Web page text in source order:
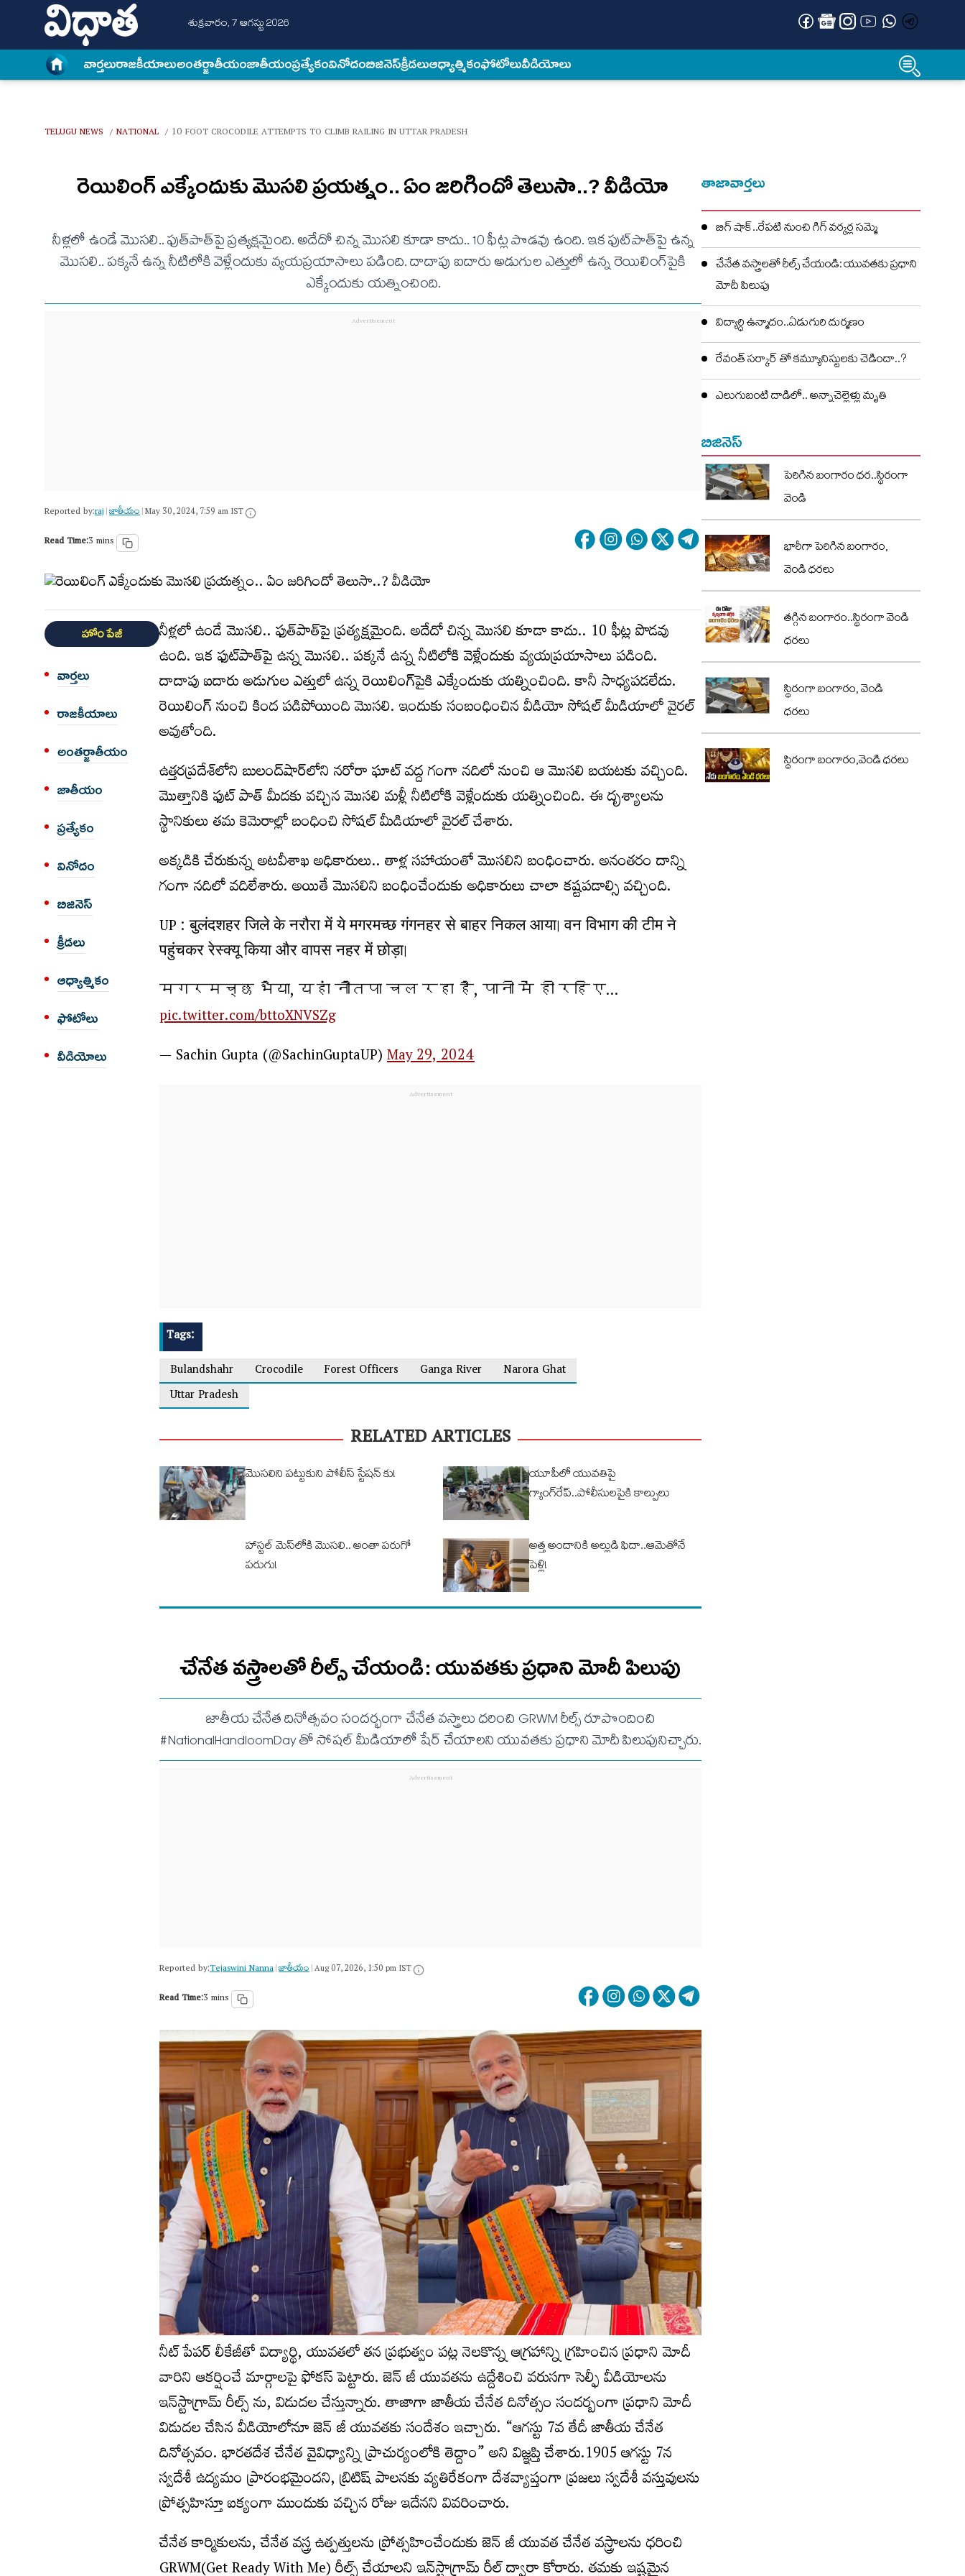
శుక్రవారం, 7 ఆగస్టు 2026
వార్త‌లురాజకీయాలుఅంత‌ర్జాతీయంజాతీయంప్రత్యేకంవినోదంబిజినెస్క్రీడలుఆధ్యాత్మికంఫోటోలువీడియోలు
TELUGU NEWS / NATIONAL / 10 FOOT CROCODILE ATTEMPTS TO CLIMB RAILING IN UTTAR PRADESH
రెయిలింగ్ ఎక్కేందుకు మొస‌లి ప్ర‌య‌త్నం.. ఏం జ‌రిగిందో తెలుసా..? వీడియో
నీళ్ల‌లో ఉండే మొస‌లి.. ఫుత్‌పాత్‌పై ప్ర‌త్య‌క్ష‌మైంది. అదేదో చిన్న మొస‌లి కూడా కాదు.. 10 ఫీట్ల పొడ‌వు ఉంది. ఇక ఫుట్‌పాత్‌పై ఉన్న
మొస‌లి.. ప‌క్క‌నే ఉన్న నీటిలోకి వెళ్లేందుకు వ్య‌య‌ప్రయాసాలు ప‌డింది. దాదాపు ఐదారు అడుగుల ఎత్తులో ఉన్న రెయిలింగ్‌పైకి
ఎక్కేందుకు య‌త్నించింది.
Reported by:raj|జాతీయం|May 30, 2024, 7:59 am IST
Read Time:3 mins
హోం పేజీ
వార్త‌లు
రాజకీయాలు
అంత‌ర్జాతీయం
జాతీయం
ప్రత్యేకం
వినోదం
బిజినెస్
క్రీడలు
ఆధ్యాత్మికం
ఫోటోలు
వీడియోలు
నీళ్ల‌లో ఉండే మొస‌లి.. ఫుత్‌పాత్‌పై ప్ర‌త్య‌క్ష‌మైంది. అదేదో చిన్న మొస‌లి కూడా కాదు.. 10 ఫీట్ల పొడ‌వు
ఉంది. ఇక ఫుట్‌పాత్‌పై ఉన్న మొస‌లి.. ప‌క్క‌నే ఉన్న నీటిలోకి వెళ్లేందుకు వ్య‌య‌ప్రయాసాలు ప‌డింది.
దాదాపు ఐదారు అడుగుల ఎత్తులో ఉన్న రెయిలింగ్‌పైకి ఎక్కేందుకు య‌త్నించింది. కానీ సాధ్య‌ప‌డ‌లేదు.
రెయిలింగ్ నుంచి కింద ప‌డిపోయింది మొస‌లి. ఇందుకు సంబంధించిన వీడియో సోష‌ల్ మీడియాలో వైర‌ల్
అవుతోంది.
ఉత్త‌ర‌ప్ర‌దేశ్‌లోని బులంద్‌షార్‌లోని న‌రోరా ఘాట్ వ‌ద్ద గంగా న‌దిలో నుంచి ఆ మొస‌లి బ‌య‌ట‌కు వ‌చ్చింది.
మొత్తానికి ఫుట్ పాత్ మీద‌కు వ‌చ్చిన మొస‌లి మ‌ళ్లీ నీటిలోకి వెళ్లేందుకు య‌త్నించింది. ఈ దృశ్యాల‌ను
స్థానికులు త‌మ కెమెరాల్లో బంధించి సోష‌ల్ మీడియాలో వైర‌ల్ చేశారు.
అక్క‌డికి చేరుకున్న‌ అట‌వీశాఖ అధికారులు.. తాళ్ల స‌హాయంతో మొస‌లిని బంధించారు. అనంత‌రం దాన్ని
గంగా న‌దిలో వ‌దిలేశారు. అయితే మొస‌లిని బంధించేందుకు అధికారులు చాలా క‌ష్ట‌ప‌డాల్సి వ‌చ్చింది.
UP : बुलंदशहर जिले के नरौरा में ये मगरमच्छ गंगनहर से बाहर निकल आया। वन विभाग की टीम ने
पहुंचकर रेस्क्यू किया और वापस नहर में छोड़ा।
मगरमच्छ भैया, यहां नौतपा चल रहा है, पानी में ही रहिए…
pic.twitter.com/bttoXNVSZg
— Sachin Gupta (@SachinGuptaUP)May 29, 2024
Tags:
Bulandshahr
Crocodile Forest Officers Ganga River
Narora Ghat
Uttar Pradesh
RELATED ARTICLES
మొసలిని పట్టుకుని పోలీస్ స్టేషన్ కు!
యూపీలో యువతిపై
గ్యాంగ్‌రేప్..పోలీసులపైకి కాల్పులు
హాస్టల్ మెస్‌లోకి మొసలి.. అంతా పరుగో
పరుగు!
అత్త అందానికి అల్లుడి ఫిదా..ఆమెతోనే
పెళ్లి!
చేనేత వస్త్రాలతో రీల్స్ చేయండి: యువతకు ప్రధాని మోదీ పిలుపు
జాతీయ చేనేత దినోత్సవం సందర్భంగా చేనేత వస్త్రాలు ధరించి GRWM రీల్స్ రూపొందించి
#NationalHandloomDay తో సోషల్ మీడియాలో షేర్ చేయాలని యువతకు ప్రధాని మోదీ పిలుపునిచ్చారు.
Reported by:Tejaswini Nanna|జాతీయం|Aug 07, 2026, 1:50 pm IST
Read Time:3 mins
నీట్ పేపర్ లీకేజీతో విద్యార్థి, యువతలో తన ప్రభుత్వం పట్ల నెలకొన్న ఆగ్రహాన్ని గ్రహించిన ప్రధాని మోదీ
వారిని ఆకర్షించే మార్గాలపై ఫోకస్ పెట్టారు. జెన్ జీ యువతను ఉద్దేశించి వరుసగా సెల్ఫీ వీడియోలను
ఇన్‌స్టాగ్రామ్ రీల్స్ ను, విడుదల చేస్తున్నారు. తాజాగా జాతీయ చేనేత దినోత్సం సందర్బంగా ప్రధాని మోదీ
విడుదల చేసిన వీడియోలోనూ జెన్ జీ యువతకు సందేశం ఇచ్చారు. “ఆగస్టు 7వ తేదీ జాతీయ చేనేత
దినోత్సవం. భారతదేశ చేనేత వైవిధ్యాన్ని ప్రాచుర్యంలోకి తెద్దాం” అని విజ్ఞప్తి చేశారు.1905 ఆగస్టు 7న
స్వదేశీ ఉద్యమం ప్రారంభమైందని, బ్రిటిష్ పాలనకు వ్యతిరేకంగా దేశవ్యాప్తంగా ప్రజలు స్వదేశీ వస్తువులను
ప్రోత్సహిస్తూ ఐక్యంగా ముందుకు వచ్చిన రోజు ఇదేనని వివరించారు.
చేనేత కార్మికులను, చేనేత వస్త్ర ఉత్పత్తులను ప్రోత్సహించేందుకు జెన్ జీ యువత చేనేత వస్త్రాలను ధరించి
తాజావార్తలు
బిగ్ షాక్..రేపటి నుంచి గిగ్ వర్కర్ల సమ్మె
చేనేత వస్త్రాలతో రీల్స్ చేయండి: యువతకు ప్రధాని
మోదీ పిలుపు
విద్యార్ధి ఉన్మాదం..ఏడుగురి దుర్మణం
రేవంత్ సర్కార్ తో కమ్యూనిస్టులకు చెడిందా..?
ఎలుగుబంటి దాడిలో.. అన్నాచెల్లెళ్లు మృతి
బిజినెస్
పెరిగిన బంగారం ధర..స్థిరంగా
వెండి
భారీగా పెరిగిన బంగారం,
వెండి ధరలు
తగ్గిన బంగారం..స్థిరంగా వెండి
ధరలు
స్థిరంగా బంగారం, వెండి
ధరలు
స్థిరంగా బంగారం,వెండి ధరలు